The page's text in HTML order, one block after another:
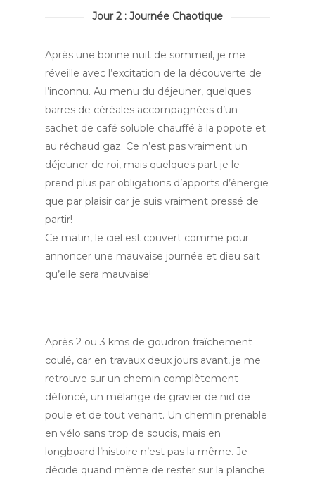
Jour 2 : Journée Chaotique
Après une bonne nuit de sommeil, je me
réveille avec l’excitation de la découverte de
l’inconnu. Au menu du déjeuner, quelques
barres de céréales accompagnées d’un
sachet de café soluble chauffé à la popote et
au réchaud gaz. Ce n’est pas vraiment un
déjeuner de roi, mais quelques part je le
prend plus par obligations d’apports d’énergie
que par plaisir car je suis vraiment pressé de
partir!
Ce matin, le ciel est couvert comme pour
annoncer une mauvaise journée et dieu sait
qu’elle sera mauvaise!
Après 2 ou 3 kms de goudron fraîchement
coulé, car en travaux deux jours avant, je me
retrouve sur un chemin complètement
défoncé, un mélange de gravier de nid de
poule et de tout venant. Un chemin prenable
en vélo sans trop de soucis, mais en
longboard l’histoire n’est pas la même. Je
décide quand même de rester sur la planche